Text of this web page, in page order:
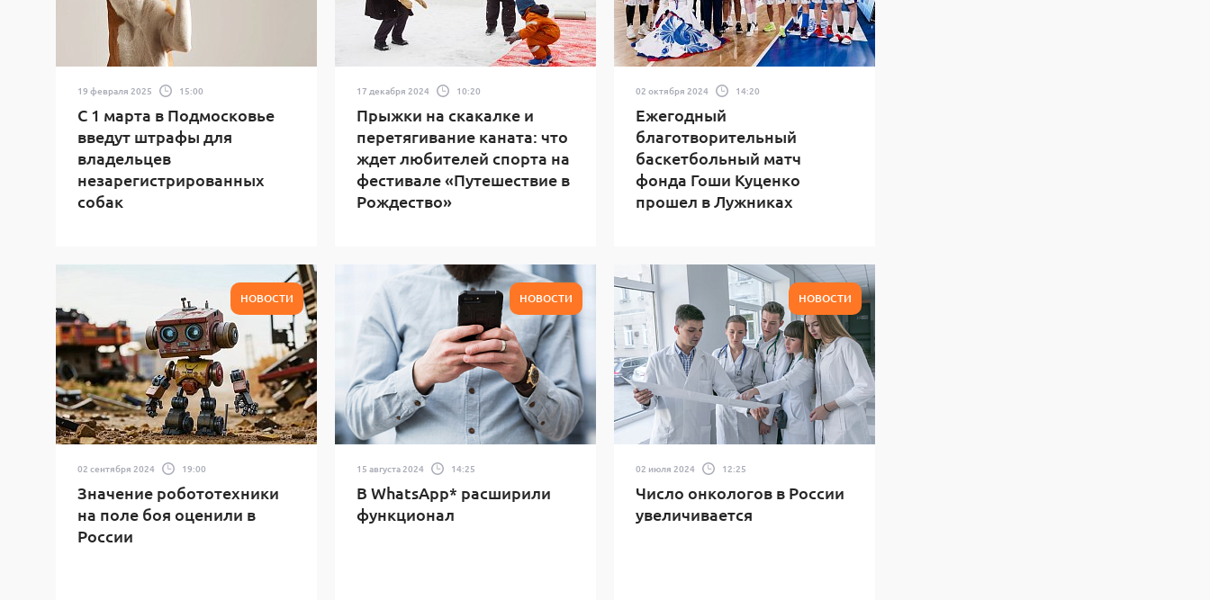
19 февраля 2025 15:00
С 1 марта в Подмосковье
введут штрафы для
владельцев
незарегистрированных
собак
17 декабря 2024 10:20
Прыжки на скакалке и
перетягивание каната: что
ждет любителей спорта на
фестивале «Путешествие в
Рождество»
02 октября 2024 14:20
Ежегодный
благотворительный
баскетбольный матч
фонда Гоши Куценко
прошел в Лужниках
НОВОСТИ
02 сентября 2024 19:00
Значение робототехники
на поле боя оценили в
России
НОВОСТИ
15 августа 2024 14:25
В WhatsApp* расширили
функционал
НОВОСТИ
02 июля 2024 12:25
Число онкологов в России
увеличивается